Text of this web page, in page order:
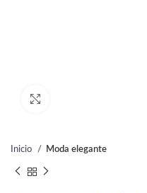
Inicio Moda elegante